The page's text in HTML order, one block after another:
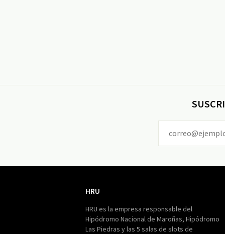
HRU
HRU es la empresa responsable del
Hipódromo Nacional de Maroñas, Hipódromo
Las Piedras y las 5 salas de slots de